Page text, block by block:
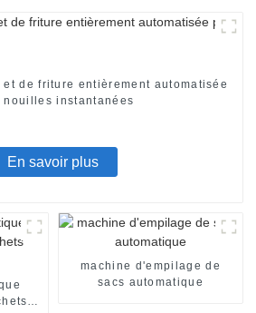
de friture entièrement automatisée
nouilles instantanées
En savoir plus
machine d'empilage de
sacs automatique